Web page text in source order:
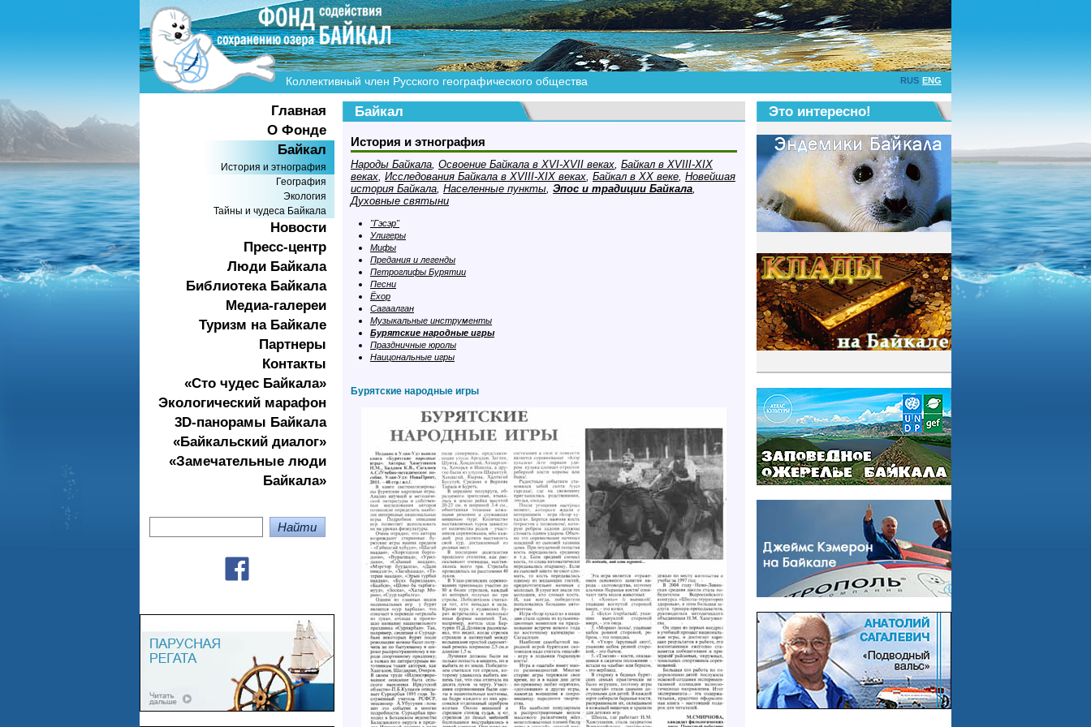
Коллективный член Русского географического общества RUS ENG
Главная
О Фонде
Байкал
История и этнография
География
Экология
Тайны и чудеса Байкала
Новости
Пресс-центр
Люди Байкала
Библиотека Байкала
Медиа-галереи
Туризм на Байкале
Партнеры
Контакты
«Сто чудес Байкала»
Экологичеcкий марафон
3D-панорамы Байкала
«Байкальский диалог»
«Замечательные люди
Байкала»
Байкал
История и этнография
Народы Байкала Освоение Байкала в XVI-XVII веках Байкал в XVIII-XIX
веках Исследования Байкала в XVIII-XIX веках Байкал в XX веке Новейшая
история Байкала Населенные пункты Эпос и традиции Байкала
Духовные святыни
"Гэсэр"
Улигеры
Мифы
Предания и легенды
Петроглифы Бурятии
Песни
Ёхор
Сагаалган
Музыкальные инструменты
Бурятские народные игры
Праздничные юролы
Наицональные игры
Бурятские народные игры
Это интересно!